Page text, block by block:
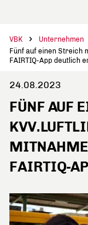
VBK Unternehmen
Fünf auf einen Streich
FAIRTIQ-App deutlich
24.08.2023
FÜNF AUF
FAIRTIQ-